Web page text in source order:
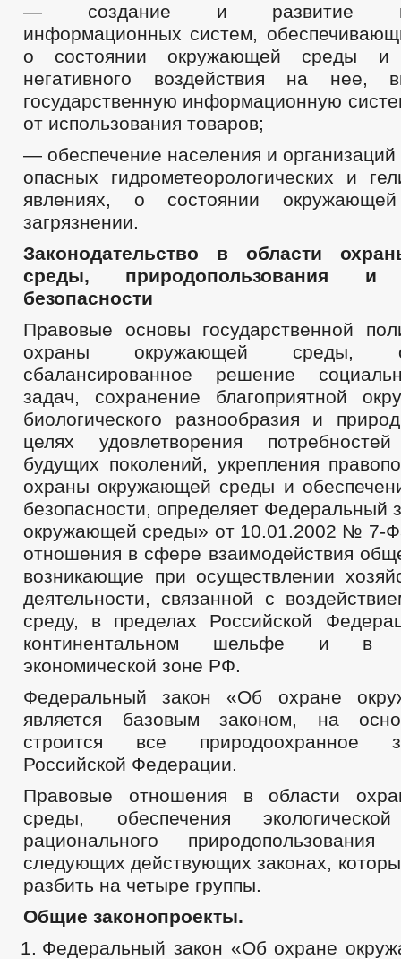
— создание и развитие
информационных систем,
о состоянии окружающей среды и
негативного воздействия на нее,
государственную информационную
от использования товаров;
— обеспечение населения и
опасных гидрометеорологических и
явлениях, о состоянии
загрязнении.
Законодательство в области
среды, природопользования и
безопасности
Правовые основы государственной
охраны окружающей среды,
сбалансированное решение
задач, сохранение благоприятной
биологического разнообразия и
целях удовлетворения
будущих поколений, укрепления
охраны окружающей среды и
безопасности, определяет Федеральный
окружающей среды» от 10.01.2002 № 7-
отношения в сфере взаимодействия
возникающие при осуществлении
деятельности, связанной с
среду, в пределах Российской
континентальном шельфе и в
экономической зоне РФ.
Федеральный закон «Об охране
является базовым законом, на
строится все природоохранное
Российской Федерации.
Правовые отношения в области
среды, обеспечения
рационального
следующих действующих законах,
разбить на четыре группы.
Общие законопроекты.
Федеральный закон «Об охране